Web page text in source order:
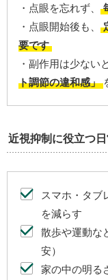
・点眼を忘れず、
・点眼開始後も、
要です
・副作用は少ない
ト調節の違和感」
近視抑制に役立つ
スマホ・タブ
を減らす
散歩や運動な
安）
家の中の明る